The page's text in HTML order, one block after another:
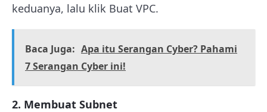
keduanya, lalu klik Buat VPC.
Baca Juga: Apa itu Serangan Cyber? Pahami
7 Serangan Cyber ini!
2. Membuat Subnet